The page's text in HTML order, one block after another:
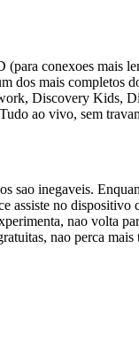
(para conexoes
mais completos
Discovery Kids,
ao vivo, sem
inegaveis.
assiste no
nao volta
nao perca